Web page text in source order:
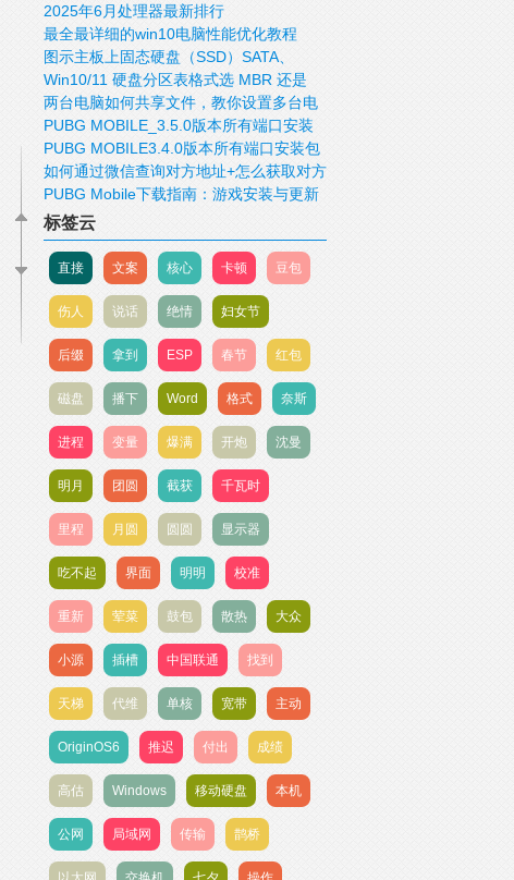
作！
2025年6月处理器最新排行
最全最详细的win10电脑性能优化教程
图示主板上固态硬盘（SSD）SATA、
mSATA、M.2、PCIE接口
Win10/11 硬盘分区表格式选 MBR 还是
GUID/GPT 好？
两台电脑如何共享文件，教你设置多台电
脑共享文件
PUBG MOBILE_3.5.0版本所有端口安装
包下载
PUBG MOBILE3.4.0版本所有端口安装包
下载
如何通过微信查询对方地址+怎么获取对方
IP，查询对方的位置
PUBG Mobile下载指南：游戏安装与更新
标签云
直接 文案 核心 卡顿 豆包
伤人 说话 绝情 妇女节
后缀 拿到 ESP 春节 红包
磁盘 播下 Word 格式 奈斯
进程 变量 爆满 开炮 沈曼
明月 团圆 截获 千瓦时
里程 月圆 圆圆 显示器
吃不起 界面 明明 校准
重新 荤菜 鼓包 散热 大众
小源 插槽 中国联通 找到
天梯 代维 单核 宽带 主动
OriginOS6 推迟 付出 成绩
高估 Windows 移动硬盘 本机
公网 局域网 传输 鹊桥